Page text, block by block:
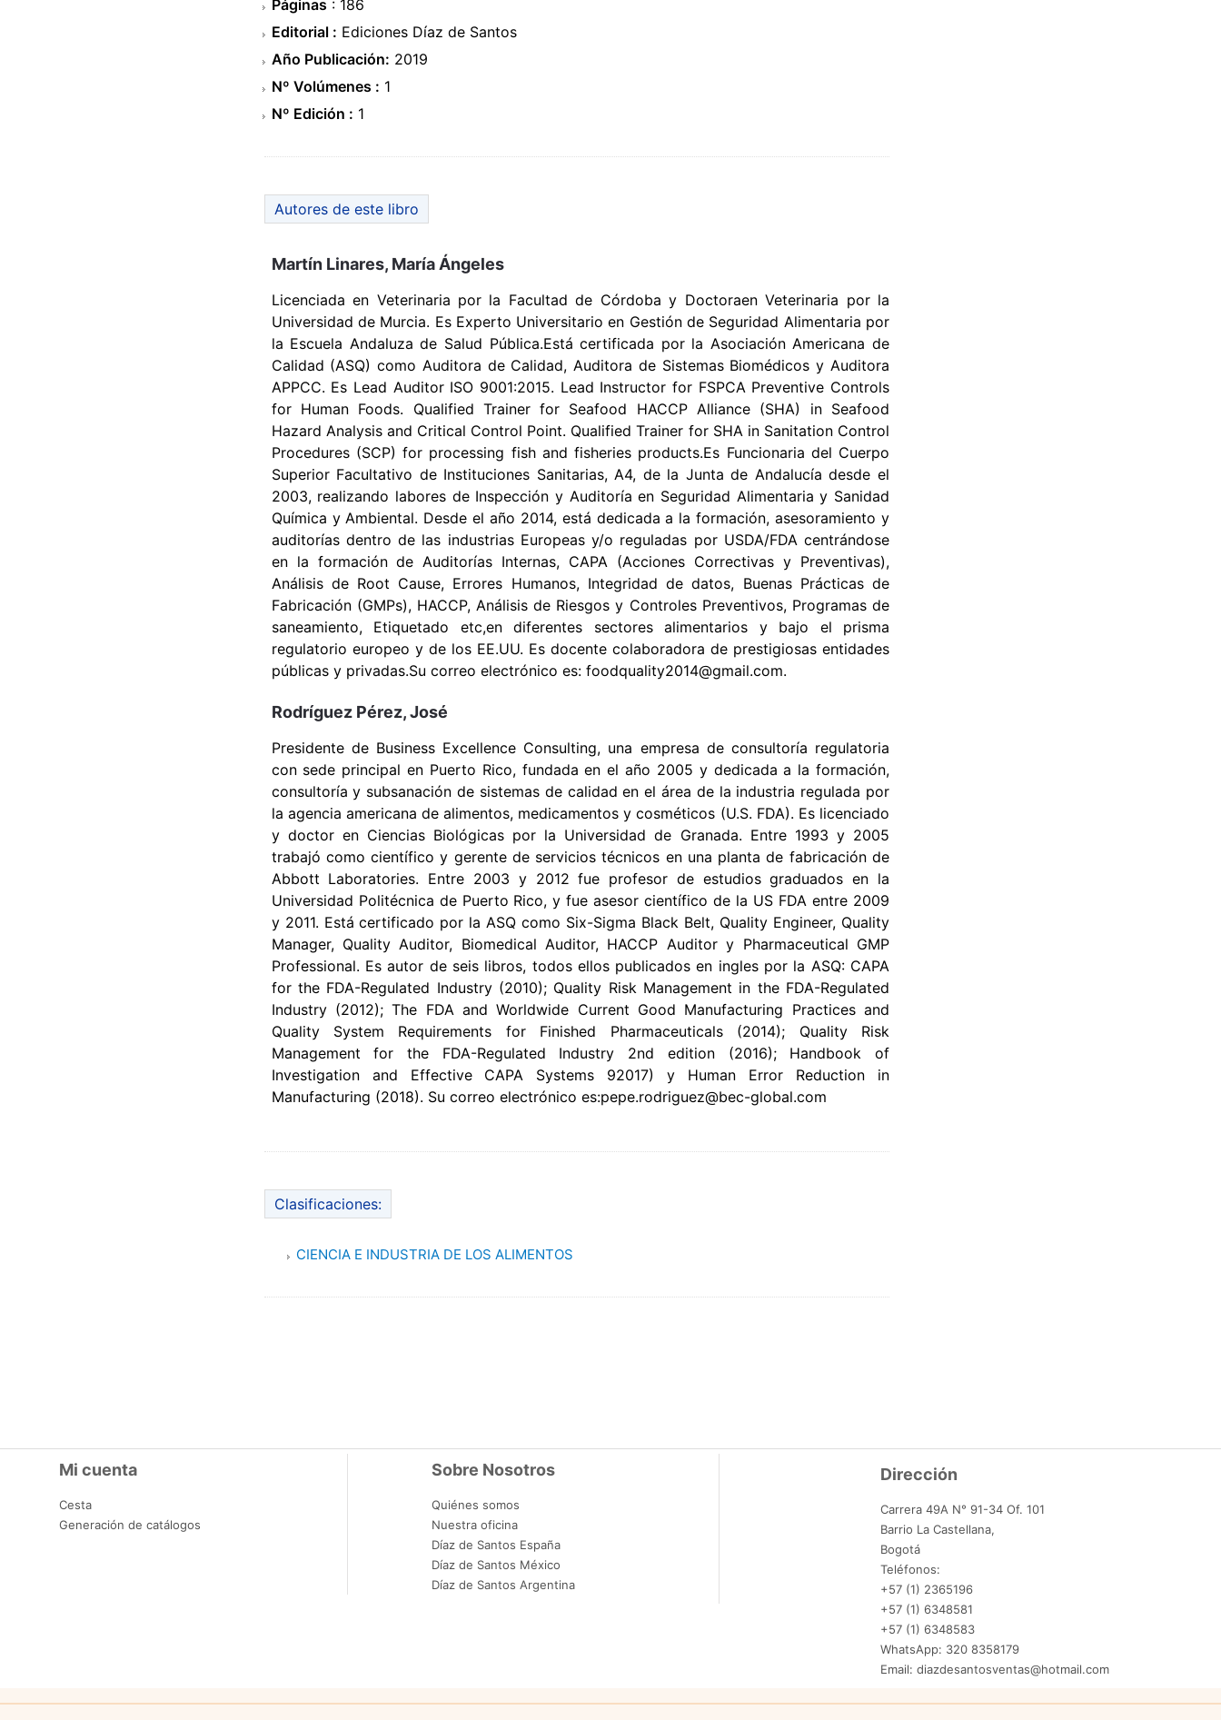
Páginas : 186
Editorial : Ediciones Díaz de Santos
Año Publicación: 2019
Nº Volúmenes : 1
Nº Edición : 1
Autores de este libro
Martín Linares, María Ángeles
Licenciada en Veterinaria por la Facultad de Córdoba y Doctoraen Veterinaria por la
Universidad de Murcia. Es Experto Universitario en Gestión de Seguridad Alimentaria por
la Escuela Andaluza de Salud Pública.Está certificada por la Asociación Americana de
Calidad (ASQ) como Auditora de Calidad, Auditora de Sistemas Biomédicos y Auditora
APPCC. Es Lead Auditor ISO 9001:2015. Lead Instructor for FSPCA Preventive Controls
for Human Foods. Qualified Trainer for Seafood HACCP Alliance (SHA) in Seafood
Hazard Analysis and Critical Control Point. Qualified Trainer for SHA in Sanitation Control
Procedures (SCP) for processing fish and fisheries products.Es Funcionaria del Cuerpo
Superior Facultativo de Instituciones Sanitarias, A4, de la Junta de Andalucía desde el
2003, realizando labores de Inspección y Auditoría en Seguridad Alimentaria y Sanidad
Química y Ambiental. Desde el año 2014, está dedicada a la formación, asesoramiento y
auditorías dentro de las industrias Europeas y/o reguladas por USDA/FDA centrándose
en la formación de Auditorías Internas, CAPA (Acciones Correctivas y Preventivas),
Análisis de Root Cause, Errores Humanos, Integridad de datos, Buenas Prácticas de
Fabricación (GMPs), HACCP, Análisis de Riesgos y Controles Preventivos, Programas de
saneamiento, Etiquetado etc,en diferentes sectores alimentarios y bajo el prisma
regulatorio europeo y de los EE.UU. Es docente colaboradora de prestigiosas entidades
públicas y privadas.Su correo electrónico es: foodquality2014@gmail.com.
Rodríguez Pérez, José
Presidente de Business Excellence Consulting, una empresa de consultoría regulatoria
con sede principal en Puerto Rico, fundada en el año 2005 y dedicada a la formación,
consultoría y subsanación de sistemas de calidad en el área de la industria regulada por
la agencia americana de alimentos, medicamentos y cosméticos (U.S. FDA). Es licenciado
y doctor en Ciencias Biológicas por la Universidad de Granada. Entre 1993 y 2005
trabajó como científico y gerente de servicios técnicos en una planta de fabricación de
Abbott Laboratories. Entre 2003 y 2012 fue profesor de estudios graduados en la
Universidad Politécnica de Puerto Rico, y fue asesor científico de la US FDA entre 2009
y 2011. Está certificado por la ASQ como Six-Sigma Black Belt, Quality Engineer, Quality
Manager, Quality Auditor, Biomedical Auditor, HACCP Auditor y Pharmaceutical GMP
Professional. Es autor de seis libros, todos ellos publicados en ingles por la ASQ: CAPA
for the FDA-Regulated Industry (2010); Quality Risk Management in the FDA-Regulated
Industry (2012); The FDA and Worldwide Current Good Manufacturing Practices and
Quality System Requirements for Finished Pharmaceuticals (2014); Quality Risk
Management for the FDA-Regulated Industry 2nd edition (2016); Handbook of
Investigation and Effective CAPA Systems 92017) y Human Error Reduction in
Manufacturing (2018). Su correo electrónico es:pepe.rodriguez@bec-global.com
Clasificaciones:
CIENCIA E INDUSTRIA DE LOS ALIMENTOS
Mi cuenta
Cesta
Generación de catálogos
Sobre Nosotros
Quiénes somos
Nuestra oficina
Díaz de Santos España
Díaz de Santos México
Díaz de Santos Argentina
Dirección
Carrera 49A N° 91-34 Of. 101
Barrio La Castellana,
Bogotá
Teléfonos:
+57 (1) 2365196
+57 (1) 6348581
+57 (1) 6348583
WhatsApp: 320 8358179
Email: diazdesantosventas@hotmail.com